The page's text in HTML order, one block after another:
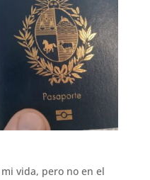
vida, pero no en el